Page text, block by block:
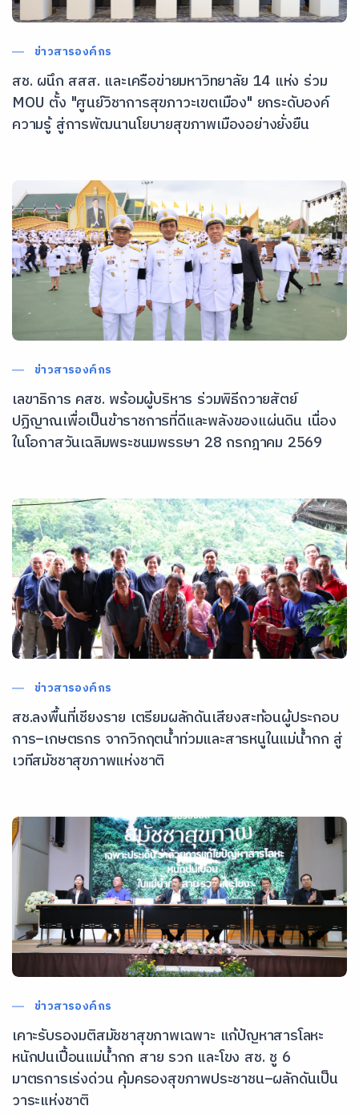
ข่าวสารองค์กร
สช. ผนึก สสส. และเครือข่ายมหาวิทยาลัย 14 แห่ง ร่วม
MOU ตั้ง "ศูนย์วิชาการสุขภาวะเขตเมือง" ยกระดับองค์
ความรู้ สู่การพัฒนานโยบายสุขภาพเมืองอย่างยั่งยืน
ข่าวสารองค์กร
เลขาธิการ คสช. พร้อมผู้บริหาร ร่วมพิธีถวายสัตย์
ปฏิญาณเพื่อเป็นข้าราชการที่ดีและพลังของแผ่นดิน เนื่อง
ในโอกาสวันเฉลิมพระชนมพรรษา 28 กรกฎาคม 2569
ข่าวสารองค์กร
สช.ลงพื้นที่เชียงราย เตรียมผลักดันเสียงสะท้อนผู้ประกอบ
การ–เกษตรกร จากวิกฤตน้ำท่วมและสารหนูในแม่น้ำกก สู่
เวทีสมัชชาสุขภาพแห่งชาติ
ข่าวสารองค์กร
เคาะรับรองมติสมัชชาสุขภาพเฉพาะ แก้ปัญหาสารโลหะ
หนักปนเปื้อนแม่น้ำกก สาย รวก และโขง สช. ชู 6
มาตรการเร่งด่วน คุ้มครองสุขภาพประชาชน–ผลักดันเป็น
วาระแห่งชาติ